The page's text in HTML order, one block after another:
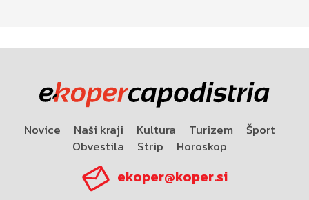
Novice Naši kraji Kultura Turizem
Šport
Obvestila
Strip Horoskop
ekoper@koper.si